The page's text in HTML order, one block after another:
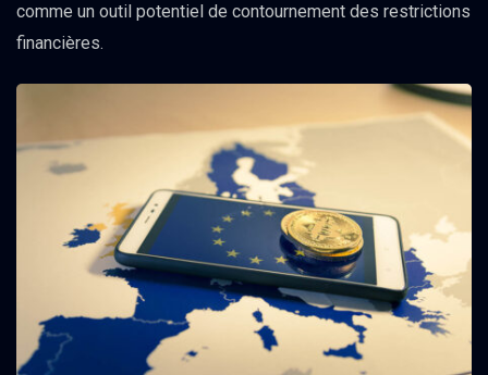
comme un outil potentiel de contournement des restrictions
financières.